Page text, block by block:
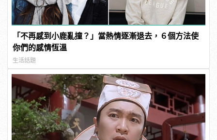
「不再感到小鹿亂撞？」當熱情逐漸退去，６個方法使
你們的感情恆溫
生活話題